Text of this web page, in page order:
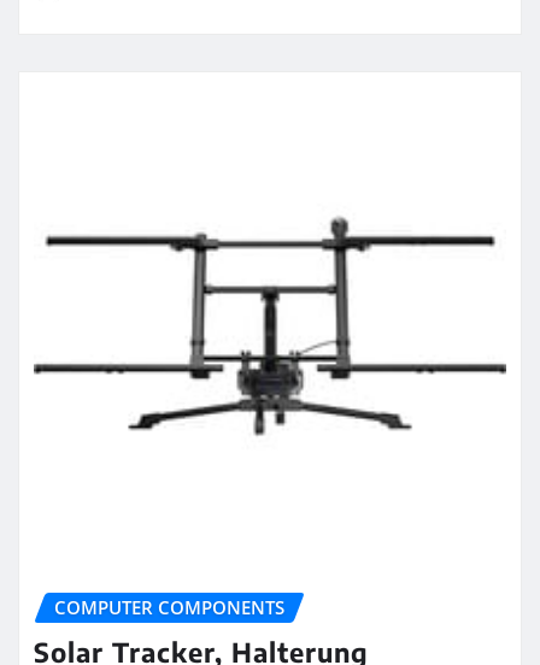
COMPUTER COMPONENTS
Solar Tracker, Halterung